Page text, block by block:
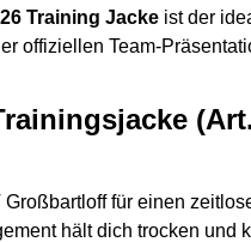
Training Jacke ist der
offiziellen Team-
(Art.
für einen
hält dich trocken